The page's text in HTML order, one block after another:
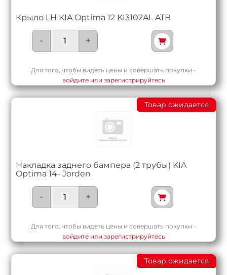
Крыло LH KIA Optima 12 KI3102AL ATB
- +
Для того, чтобы видеть цены и совершать покупки -
войдите или зарегистрируйтесь
Накладка заднего бампера (2 трубы) KIA
Optima 14- Jorden
Товар ожидается
- +
Для того, чтобы видеть цены и совершать покупки -
войдите или зарегистрируйтесь
Товар ожидается